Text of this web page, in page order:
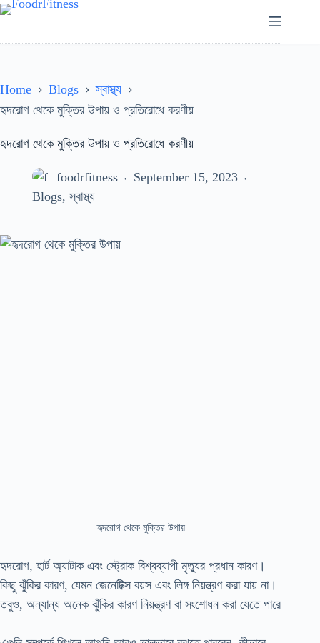
Skip
content
Home Blogs
স্বাস্থ্য
হৃদরোগ থেকে মুক্তির উপায় ও প্রতিরোধে করণীয়
হৃদরোগ থেকে মুক্তির উপায় ও প্রতিরোধে করণীয়
foodrfitness
September 15, 2023
Blogs,স্বাস্থ্য
হৃদরোগ থেকে মুক্তির উপায়
হৃদরোগ, হার্ট অ্যাটাক এবং স্ট্রোক বিশ্বব্যাপী মৃত্যুর প্রধান কারণ।
কিছু ঝুঁকির কারণ, যেমন জেনেটিক্স বয়স এবং লিঙ্গ নিয়ন্ত্রণ করা যায় না।
তবুও, অন্যান্য অনেক ঝুঁকির কারণ নিয়ন্ত্রণ বা সংশোধন করা যেতে পারে